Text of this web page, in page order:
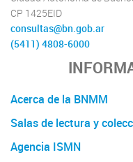
CP 1425EID
consultas@bn.gob.ar
(5411) 4808-6000
Acerca de la BNMM
Salas de lectura y
Agencia ISMN